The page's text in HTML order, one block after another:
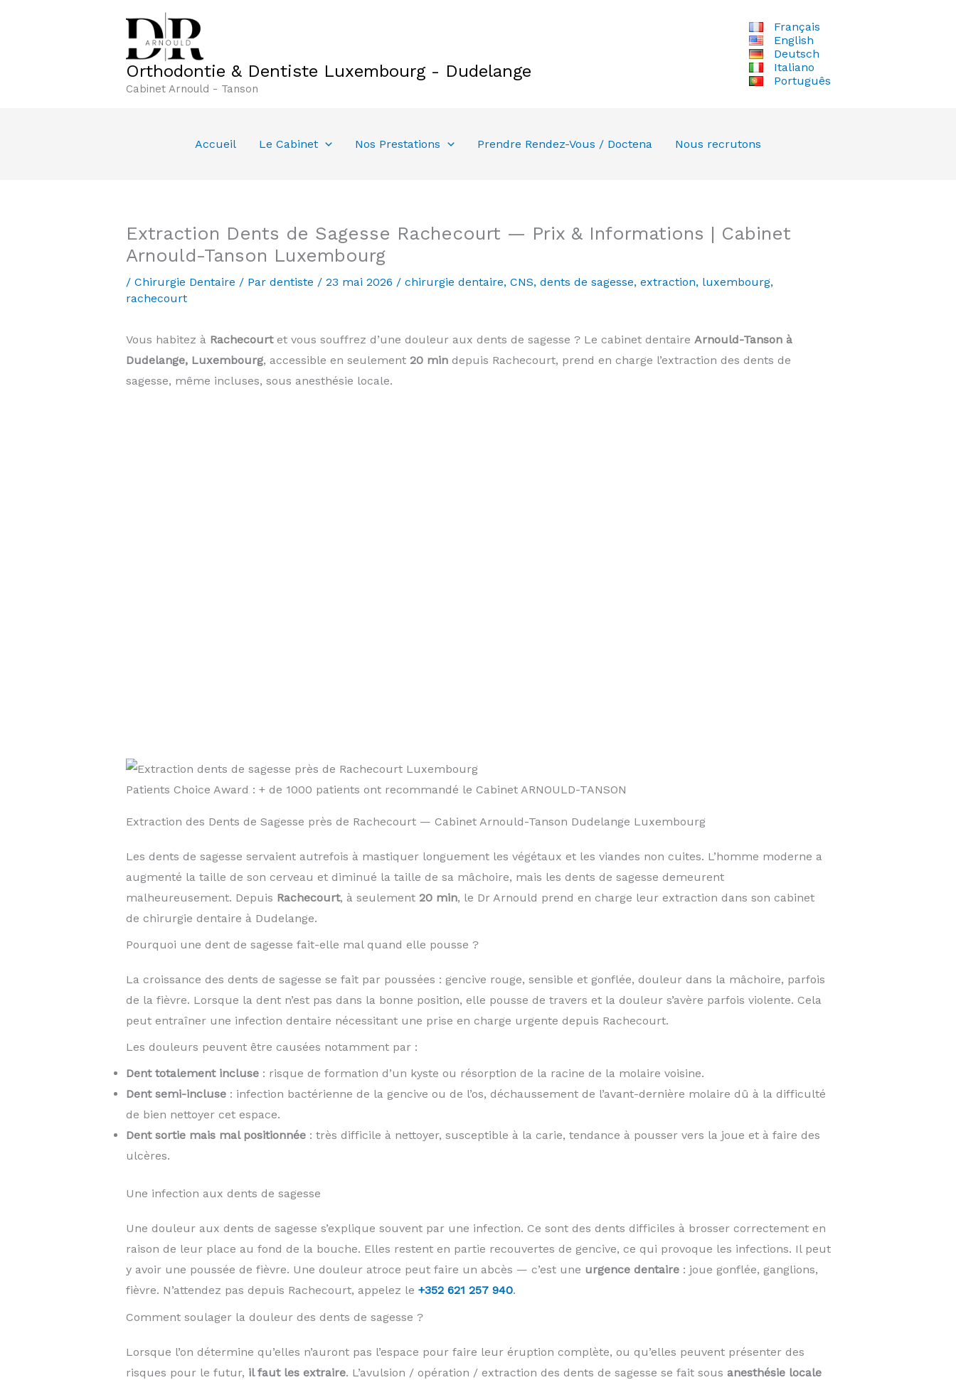
Orthodontie & Dentiste Luxembourg - Dudelange
Cabinet Arnould - Tanson
Français
English
Deutsch
Italiano
Português
Accueil Le Cabinet Nos Prestations Prendre Rendez-Vous / Doctena Nous recrutons
Extraction Dents de Sagesse Rachecourt — Prix & Informations | Cabinet
Arnould-Tanson Luxembourg
/ Chirurgie Dentaire / Par dentiste / 23 mai 2026 / chirurgie dentaire, CNS, dents de sagesse, extraction, luxembourg,
rachecourt
Vous habitez à Rachecourtet vous souffrez d’une douleur aux dents de sagesse ? Le cabinet dentaire Arnould-Tanson à
Dudelange, Luxembourg, accessible en seulement 20 mindepuis Rachecourt, prend en charge l’extraction des dents de
sagesse, même incluses, sous anesthésie locale.
Patients Choice Award : + de 1000 patients ont recommandé le Cabinet ARNOULD-TANSON
Extraction des Dents de Sagesse près de Rachecourt — Cabinet Arnould-Tanson Dudelange Luxembourg
Les dents de sagesse servaient autrefois à mastiquer longuement les végétaux et les viandes non cuites. L’homme moderne a
augmenté la taille de son cerveau et diminué la taille de sa mâchoire, mais les dents de sagesse demeurent
malheureusement. Depuis Rachecourt, à seulement 20 min, le Dr Arnould prend en charge leur extraction dans son cabinet
de chirurgie dentaire à Dudelange.
Pourquoi une dent de sagesse fait-elle mal quand elle pousse ?
La croissance des dents de sagesse se fait par poussées : gencive rouge, sensible et gonflée, douleur dans la mâchoire, parfois
de la fièvre. Lorsque la dent n’est pas dans la bonne position, elle pousse de travers et la douleur s’avère parfois violente. Cela
peut entraîner une infection dentaire nécessitant une prise en charge urgente depuis Rachecourt.
Les douleurs peuvent être causées notamment par :
Dent totalement incluse: risque de formation d’un kyste ou résorption de la racine de la molaire voisine.
Dent semi-incluse: infection bactérienne de la gencive ou de l’os, déchaussement de l’avant-dernière molaire dû à la difficulté
de bien nettoyer cet espace.
Dent sortie mais mal positionnée: très difficile à nettoyer, susceptible à la carie, tendance à pousser vers la joue et à faire des
ulcères.
Une infection aux dents de sagesse
Une douleur aux dents de sagesse s’explique souvent par une infection. Ce sont des dents difficiles à brosser correctement en
raison de leur place au fond de la bouche. Elles restent en partie recouvertes de gencive, ce qui provoque les infections. Il peut
y avoir une poussée de fièvre. Une douleur atroce peut faire un abcès — c’est une urgence dentaire: joue gonflée, ganglions,
fièvre. N’attendez pas depuis Rachecourt, appelez le +352 621 257 940.
Comment soulager la douleur des dents de sagesse ?
Lorsque l’on détermine qu’elles n’auront pas l’espace pour faire leur éruption complète, ou qu’elles peuvent présenter des
risques pour le futur, il faut les extraire. L’avulsion / opération / extraction des dents de sagesse se fait sous anesthésie locale